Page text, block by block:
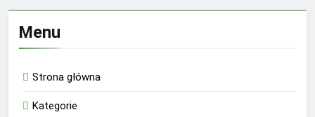
Menu
Strona główna
Kategorie